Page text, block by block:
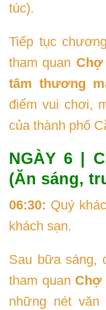
túc).
Tiếp tục
tham quan
tâm thương
điểm vui chơi,
của thành phố
NGÀY 6 |
(Ăn sáng,
06:30: Quý
khách sạn.
Sau bữa sáng,
tham quan Chợ
những nét